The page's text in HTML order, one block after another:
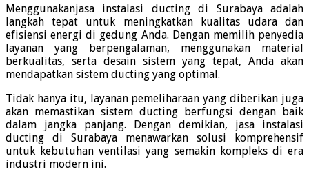
Menggunakanjasa instalasi ducting di Surabaya adalah
langkah tepat untuk meningkatkan kualitas udara dan
efisiensi energi di gedung Anda. Dengan memilih penyedia
layanan yang berpengalaman, menggunakan material
berkualitas, serta desain sistem yang tepat, Anda akan
mendapatkan sistem ducting yang optimal.
Tidak hanya itu, layanan pemeliharaan yang diberikan juga
akan memastikan sistem ducting berfungsi dengan baik
dalam jangka panjang. Dengan demikian, jasa instalasi
ducting di Surabaya menawarkan solusi komprehensif
untuk kebutuhan ventilasi yang semakin kompleks di era
industri modern ini.